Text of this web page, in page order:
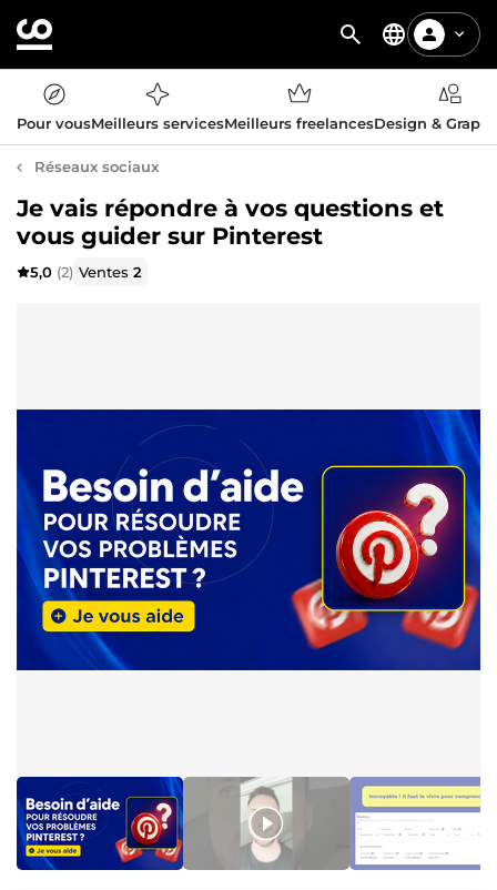
Pour vousMeilleurs servicesMeilleurs freelancesDesign &
Réseaux sociaux
Je vais répondre à vos questions et
vous guider sur Pinterest
5,0 (2) Ventes2